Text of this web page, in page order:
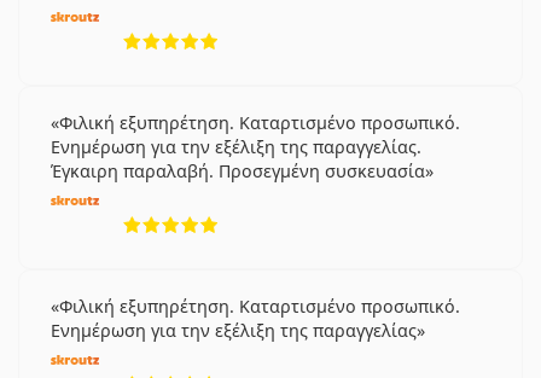
Φιλική εξυπηρέτηση. Καταρτισμένο προσωπικό.
Ενημέρωση για την εξέλιξη της παραγγελίας.
Έγκαιρη παραλαβή. Προσεγμένη συσκευασία
Φιλική εξυπηρέτηση. Καταρτισμένο προσωπικό.
Ενημέρωση για την εξέλιξη της παραγγελίας